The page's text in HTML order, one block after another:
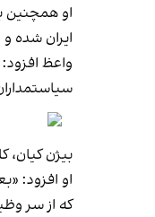
او همچنین
ایران شده
واعظ
بیژن کیان،
او افزود:
که از سر